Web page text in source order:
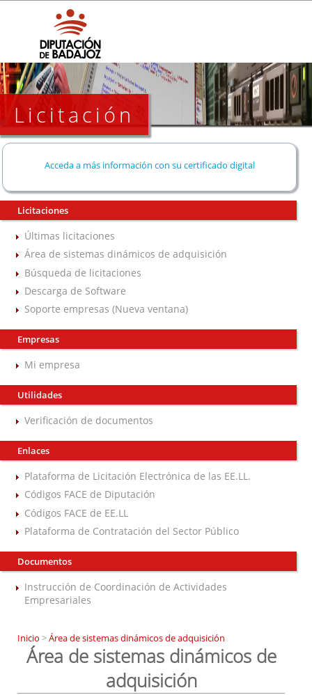
Licitación
Acceda a más información con su certificado digital
Licitaciones
Últimas licitaciones
Área de sistemas dinámicos de adquisición
Búsqueda de licitaciones
Descarga de Software
Soporte empresas (Nueva ventana)
Empresas
Mi empresa
Utilidades
Verificación de documentos
Enlaces
Plataforma de Licitación Electrónica de las EE.LL.
Códigos FACE de Diputación
Códigos FACE de EE.LL
Plataforma de Contratación del Sector Público
Documentos
Instrucción de Coordinación de Actividades
Empresariales
Inicio >Área de sistemas dinámicos de adquisición
Área de sistemas dinámicos de
adquisición